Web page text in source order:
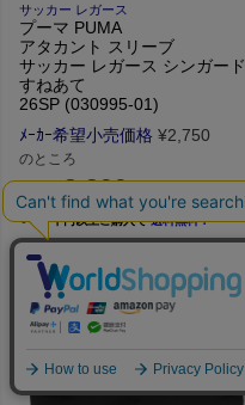
サッカー レガース
プーマ PUMA
アタカント スリーブ
サッカー レガース シンガード
すねあて
26SP (030995-01)
ﾒｰｶｰ希望小売価格 ¥2,750
のところ
2,200
５千円以上ご購入で送料無料！